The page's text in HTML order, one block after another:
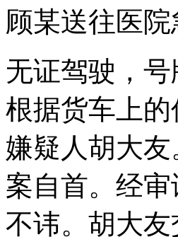
顾某送往医
无证驾驶，
根据货车上
嫌疑人胡大
案自首。经
不讳。胡大